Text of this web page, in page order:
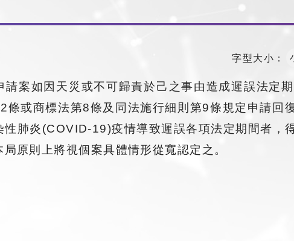
字型大小：
請案如因天災或不可歸責於己之事由造成遲誤法定
條或商標法第8條及同法施行細則第9條規定申請回
性肺炎(COVID-19)疫情導致遲誤各項法定期間者，
原則上將視個案具體情形從寬認定之。